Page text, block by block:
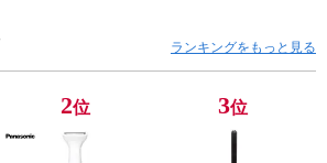
ランキングをもっと見る
2位 3位